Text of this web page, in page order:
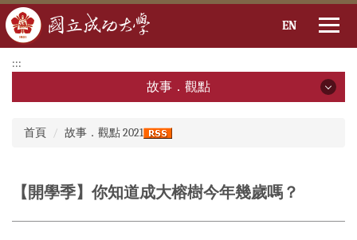
到
要
EN
:::
故事．觀點
2025年
2024年
首頁
故事．觀點 2021
【開學季】你知道成大榕樹今年幾歲嗎？